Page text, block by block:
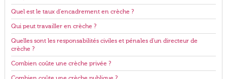
Quel est le taux d'encadrement en crèche ?
Qui peut travailler en crèche ?
Quelles sont les responsabilités civiles et pénales d'un directeur de
crèche ?
Combien coûte une crèche privée ?